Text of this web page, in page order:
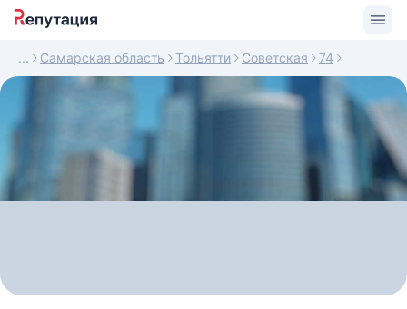
Самарская область Тольятти Советская 74